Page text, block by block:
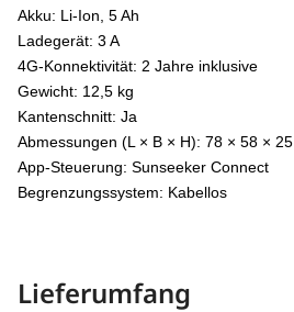
Akku: Li-Ion, 5 Ah
Ladegerät: 3 A
4G-Konnektivität: 2 Jahre inklusive
Gewicht: 12,5 kg
Kantenschnitt: Ja
Abmessungen (L × B × H): 78 × 58 ×
App-Steuerung: Sunseeker Connect
Begrenzungssystem: Kabellos
Lieferumfang